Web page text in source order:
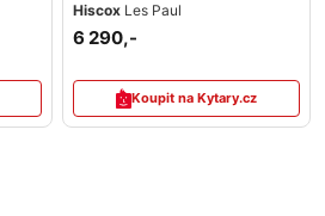
Hiscox Les Paul
6 290,-
Koupit na Kytary.cz